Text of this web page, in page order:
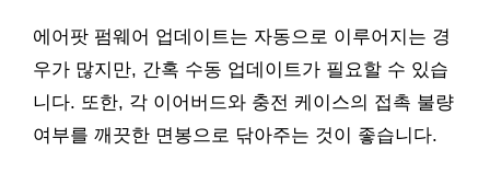
에어팟 펌웨어 업데이트는 자동으로 이루어지는 경
우가 많지만, 간혹 수동 업데이트가 필요할 수 있습
니다. 또한, 각 이어버드와 충전 케이스의 접촉 불량
여부를 깨끗한 면봉으로 닦아주는 것이 좋습니다.